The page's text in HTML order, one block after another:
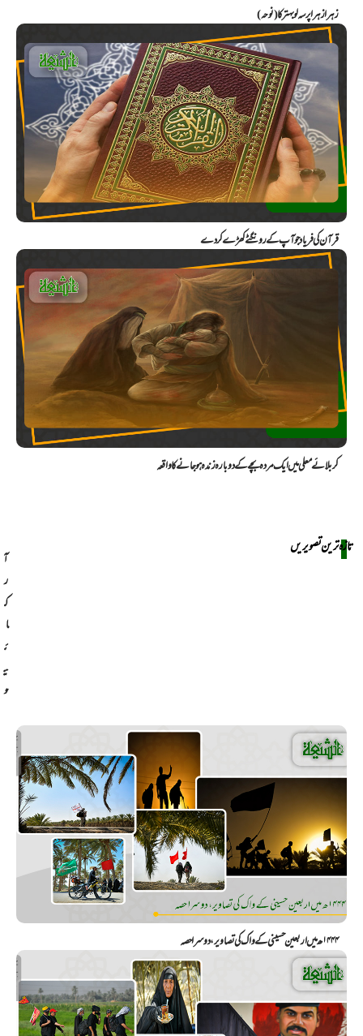
زہرا زہرا پرسہ لو بہتر کا (نوحہ)
قرآن کی فریاد جو آپ کے رونگٹے کھڑے کر دے
کربلائے معلی میں ایک مردہ بچے کے دوبارہ زندہ ہو جانے کا واقعہ
تازہ ترین تصویریں
آ
ر
ک
ا
ئ
ی
و
۱۴۴۴ھ میں اربعین حسینی کے واک کی تصاویر، دوسرا حصہ